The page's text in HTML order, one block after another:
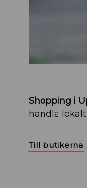
Shopping i
handla lokalt.
Till butikerna